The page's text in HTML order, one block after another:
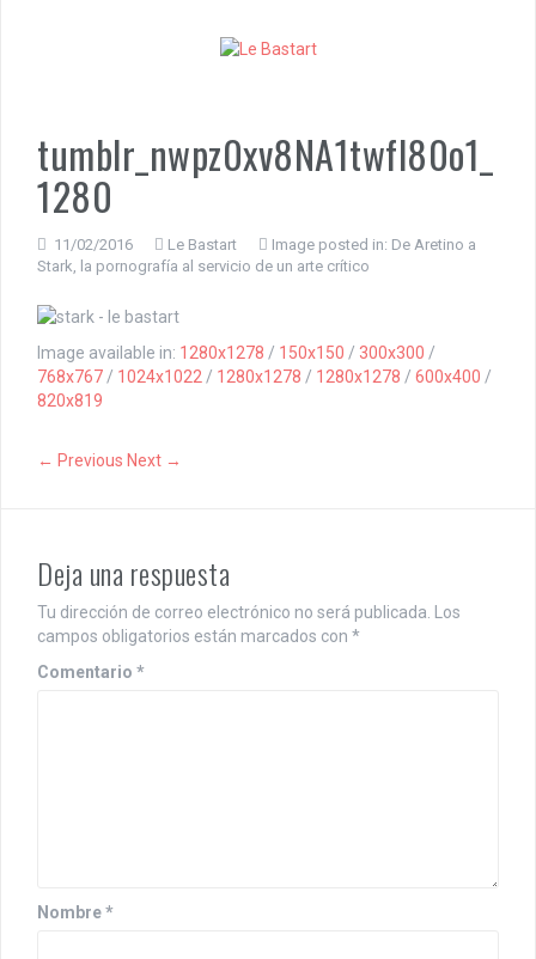
tumblr_nwpz0xv8NA1twfl80o1_
1280
11/02/2016 Le Bastart Image posted in: De Aretino a
Stark, la pornografía al servicio de un arte crítico
Image available in: 1280x1278 / 150x150 / 300x300 /
768x767 / 1024x1022 / 1280x1278 / 1280x1278 / 600x400 /
820x819
← Previous Next →
Deja una respuesta
Tu dirección de correo electrónico no será publicada. Los
campos obligatorios están marcados con *
Comentario *
Nombre*